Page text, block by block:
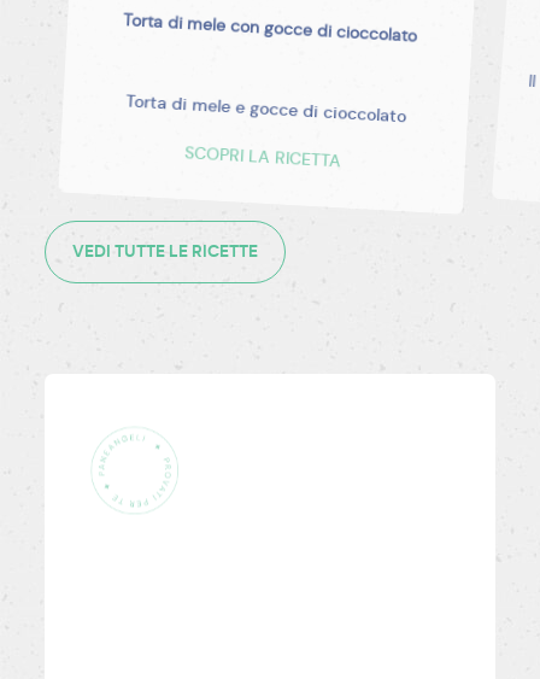
Torta di mele con gocce di cioccolato
Torta di mele e gocce di cioccolato
SCOPRI LA RICETTA
VEDI TUTTE LE RICETTE